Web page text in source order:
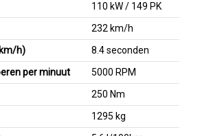
110 kW / 149 PK
232 km/h
h)
8.4 seconden
per minuut
5000 RPM
250 Nm
1295 kg